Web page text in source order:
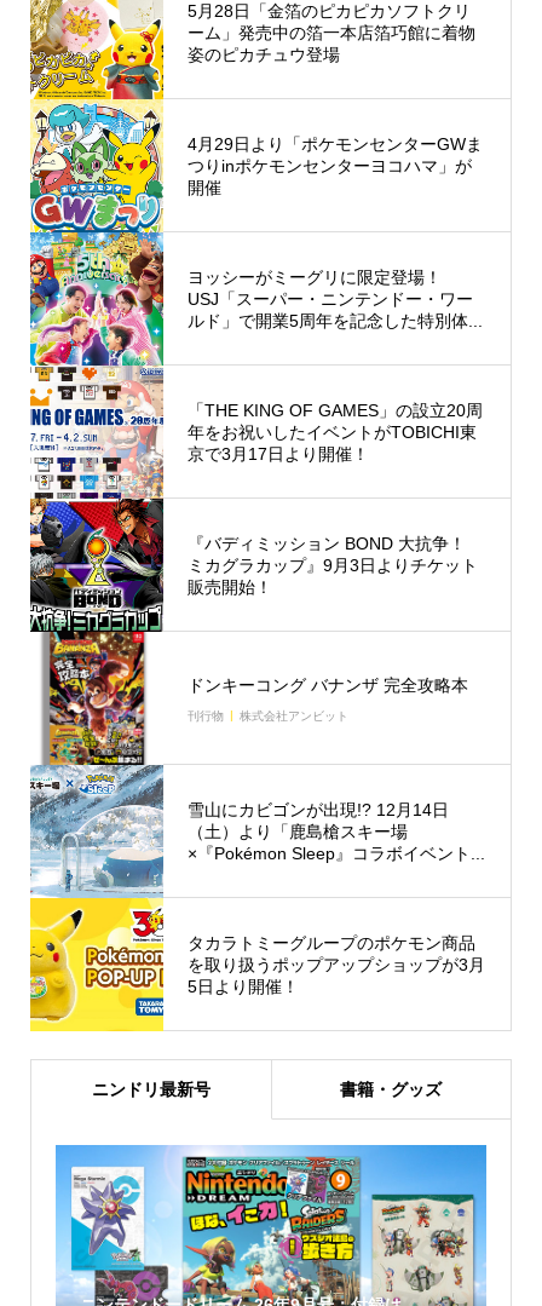
5月28日「金箔のピカピカソフトクリ
ーム」発売中の箔一本店箔巧館に着物
姿のピカチュウ登場
4月29日より「ポケモンセンターGWま
つりinポケモンセンターヨコハマ」が
開催
ヨッシーがミーグリに限定登場！
USJ「スーパー・ニンテンドー・ワー
ルド」で開業5周年を記念した特別体...
「THE KING OF GAMES」の設立20周
年をお祝いしたイベントがTOBICHI東
京で3月17日より開催！
『バディミッション BOND 大抗争！
ミカグラカップ』9月3日よりチケット
販売開始！
ドンキーコング バナンザ 完全攻略本
刊行物 株式会社アンビット
雪山にカビゴンが出現!? 12月14日
（土）より「鹿島槍スキー場
×『Pokémon Sleep』コラボイベント...
タカラトミーグループのポケモン商品
を取り扱うポップアップショップが3月
5日より開催！
ニンドリ最新号 書籍・グッズ